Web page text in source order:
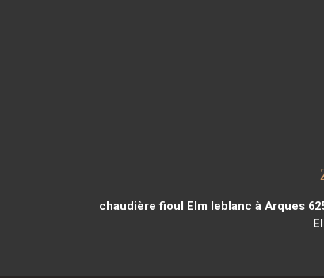
chaudière fioul Elm leblanc à Arques